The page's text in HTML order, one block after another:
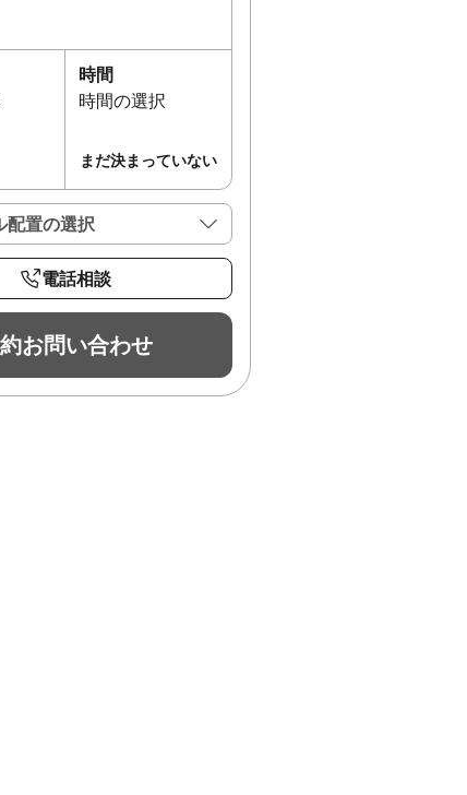
時間
時間の選択
まだ決まっていない
配置の選択
電話相談
お問い合わせ